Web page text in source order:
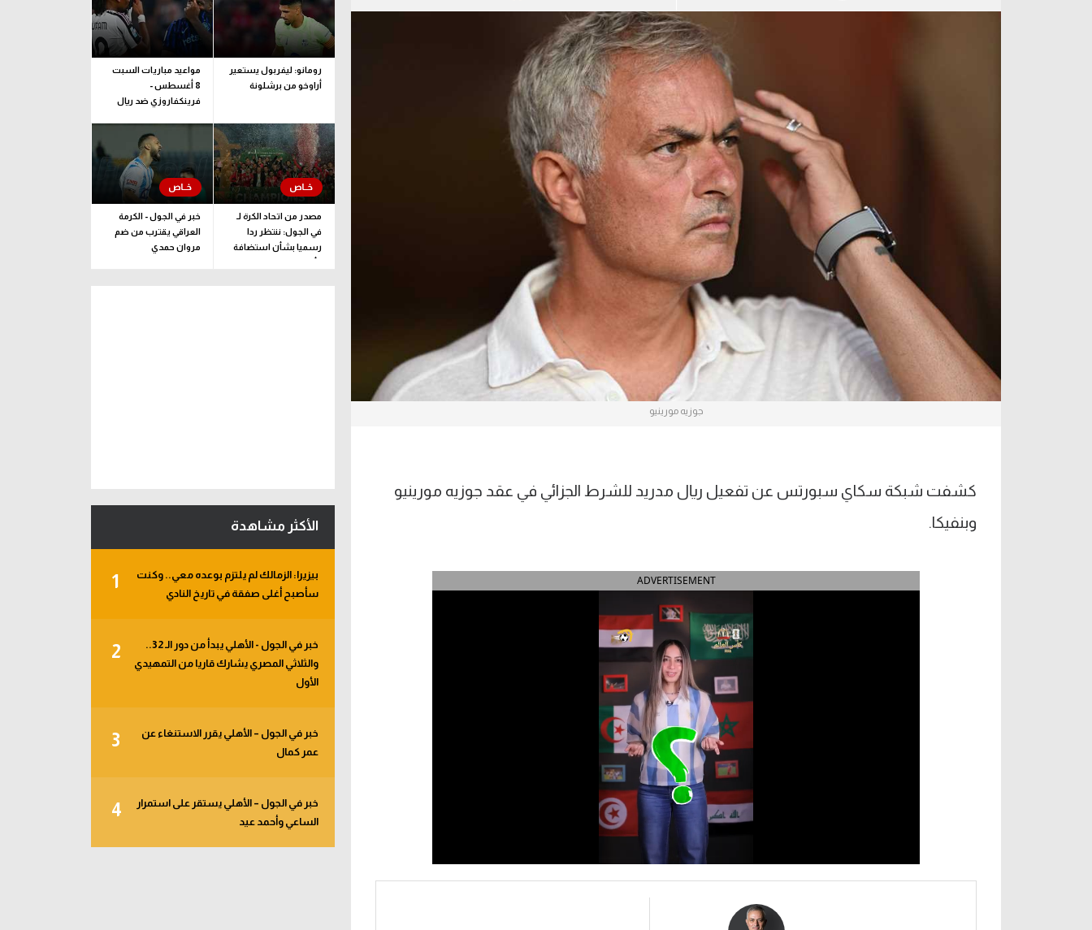
الدوري السعودي للمحترفين
دوري أبطال أوروبا
دوري أبطال إفريقيا
كل البطولات
دوري أبطال أوروبا
القسم الثاني
رياضات أخرى
آسيا
جوزيه مورينيو
كشفت شبكة سكاي سبورتس عن تفعيل ريال مدريد للشرط الجزائي في عقد جوزيه مورينيو
وبنفيكا.
ADVERTISEMENT
رومانو: ليفربول يستعير
أراوخو من برشلونة
مواعيد مباريات السبت
8 أغسطس -
فرينكفاروزي ضد ريال
مصدر من اتحاد الكرة لـ
في الجول: ننتظر ردا
رسميا بشأن استضافة
خبر في الجول - الكرمة
العراقي يقترب من ضم
مروان حمدي
الأكثر مشاهدة
1
بيزيرا: الزمالك لم يلتزم بوعده معي.. وكنت
سأصبح أغلى صفقة في تاريخ النادي
2
خبر في الجول - الأهلي يبدأ من دور الـ 32..
والثلاثي المصري يشارك قاريا من التمهيدي
الأول
3
خبر في الجول – الأهلي يقرر الاستنغاء عن
عمر كمال
4
خبر في الجول – الأهلي يستقر على استمرار
الساعي وأحمد عيد